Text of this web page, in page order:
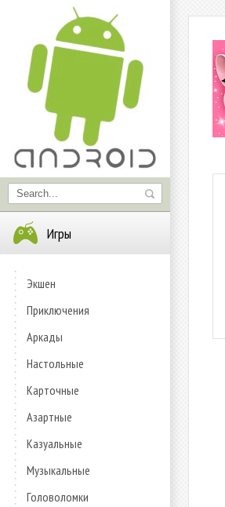
Игры
Экшен
Приключения
Аркады
Настольные
Карточные
Азартные
Казуальные
Музыкальные
Головоломки